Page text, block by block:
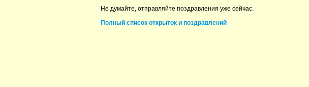
Не думайте, отправляйте поздравления уже сейчас.
Полный список открыток и поздравлений